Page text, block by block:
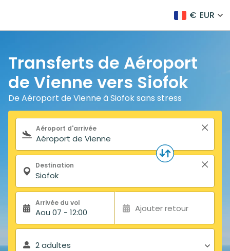
€ EUR
Transferts de Aéroport
de Vienne vers Siofok
De Aéroport de Vienne à Siofok sans stress
Formulaire de recherche
Aéroport d'arrivée
Destination
Arrivée du vol
Aou 07 - 12:00 Ajouter retour
2 adultes